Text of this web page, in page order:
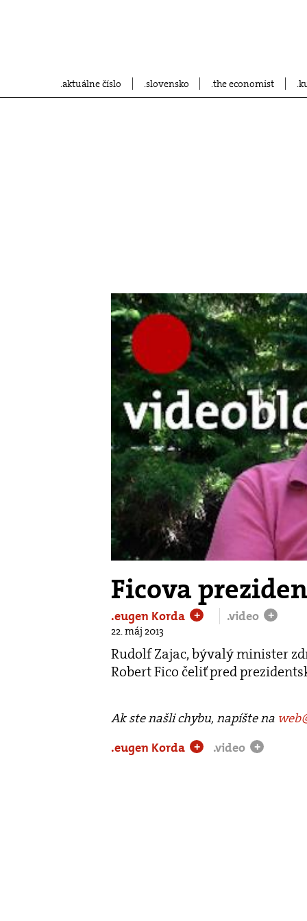
aktuálne číslo slovensko the economist
Ficova
.eugen Korda + .video +
22. máj 2013
Rudolf Zajac, bývalý minister
Robert Fico čeliť pred
Ak ste našli chybu, napíšte na
.eugen Korda
+ .video +